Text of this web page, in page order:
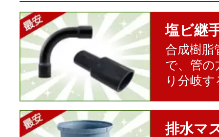
塩ビ継
合成樹脂
で、管の
り分岐
排水マ